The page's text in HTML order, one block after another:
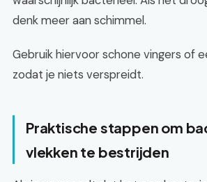
denk meer aan schimmel.
Gebruik hiervoor schone vingers of
zodat je niets verspreidt.
Praktische stappen om
vlekken te bestrijden